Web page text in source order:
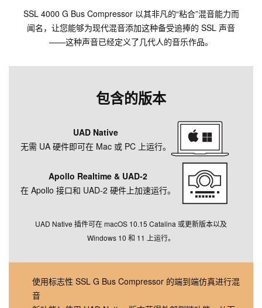
SSL 4000 G Bus Compressor 以其非凡的“粘合”混音能力而
闻名，让您能够为现代混音添加这种备受追捧的 SSL 声音
——这种声音已经定义了几代人的音乐作品。
包含的版本
UAD Native
无需 UA 硬件即可在 Mac 或 PC 上运行。
Apollo Realtime & UAD‑2
在 Apollo 接口和 UAD‑2 硬件上加速运行。
UAD Native 插件可在 macOS 10.15 Catalina 或更新版本以及
Windows 10 和 11 上运行。
使用标志性 SSL G Bus Compressor 的端到端仿真进行混
音